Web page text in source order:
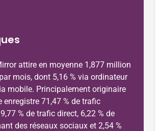
attire en moyenne 1,877 million
mois, dont 5,16 % via ordinateur
mobile. Principalement originaire
enregistre 71,47 % de trafic
% de trafic direct, 6,22 % de
des réseaux sociaux et 2,54 %